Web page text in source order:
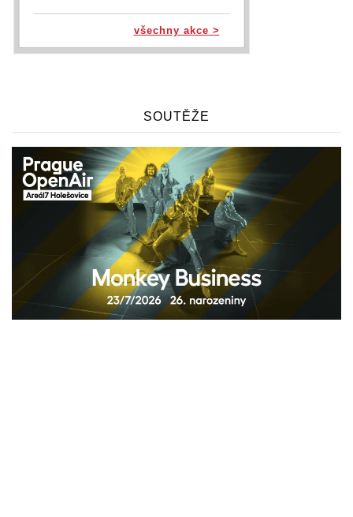
všechny akce >
SOUTĚŽE